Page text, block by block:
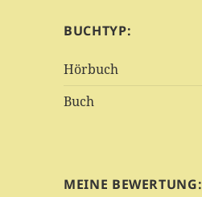
BUCHTYP:
Hörbuch
Buch
MEINE BEWERTUNG: